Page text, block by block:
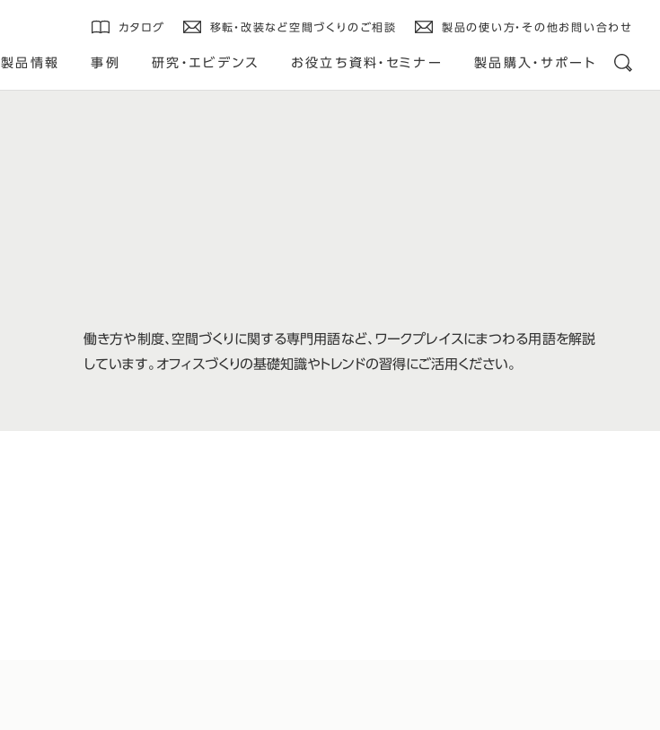
カタログ 移転・改装など空間づくりのご相談 製品の使い方・その他お問い合わせ
製品情報 事例 研究・エビデンス お役立ち資料・セミナー 製品購入・サポート
働き方や制度、空間づくりに関する専門用語など、ワークプレイスにまつわる用語を解説
しています。オフィスづくりの基礎知識やトレンドの習得にご活用ください。